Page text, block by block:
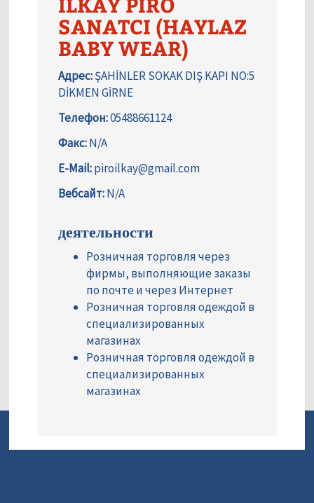
SANATCI (HAYLAZ
BABY WEAR)
Адрес:ŞAHİNLER SOKAK DIŞ KAPI NO:5
DİKMEN GİRNE
Телефон:05488661124
Факс:N/A
E-Mail:piroilkay@gmail.com
Вебсайт:N/A
деятельности
Розничная торговля через
фирмы, выполняющие заказы
по почте и через Интернет
Розничная торговля одеждой в
специализированных
магазинах
Розничная торговля одеждой в
специализированных
магазинах